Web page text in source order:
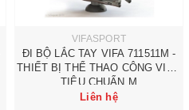
VIFASPORT
ĐI BỘ LẮC TAY VIFA 711511M -
THIẾT BỊ THỂ THAO CÔNG VIÊN
TIÊU CHUẨN M
Liên hệ